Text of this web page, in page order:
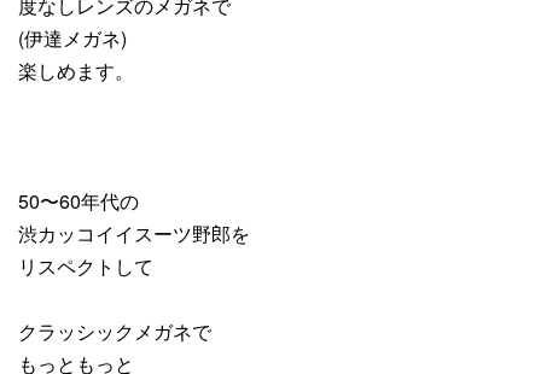
(伊達メガネ)
楽しめます。
50〜60年代の
渋カッコイイスーツ野郎を
リスペクトして
クラッシックメガネで
もっともっと